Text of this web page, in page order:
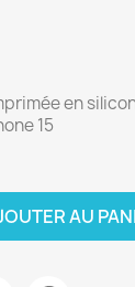
en
15
AU